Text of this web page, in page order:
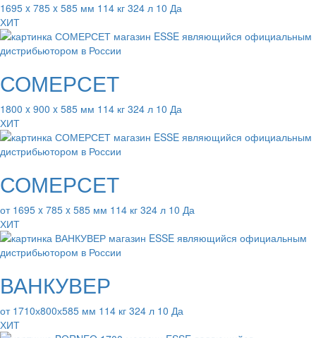
1695 x 785 x 585 мм 114 кг 324 л 10 Да
ХИТ
СОМЕРСЕТ
1800 x 900 x 585 мм 114 кг 324 л 10 Да
ХИТ
СОМЕРСЕТ
от 1695 x 785 x 585 мм 114 кг 324 л 10 Да
ХИТ
ВАНКУВЕР
от 1710х800х585 мм 114 кг 324 л 10 Да
ХИТ